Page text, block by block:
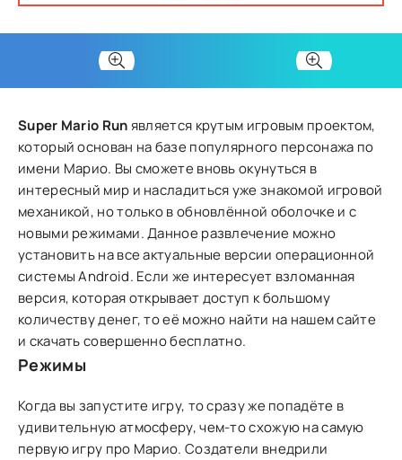
Super Mario Runявляется крутым игровым проектом,
который основан на базе популярного персонажа по
имени Марио. Вы сможете вновь окунуться в
интересный мир и насладиться уже знакомой игровой
механикой, но только в обновлённой оболочке и с
новыми режимами. Данное развлечение можно
установить на все актуальные версии операционной
системы Аndroid. Если же интересует взломанная
версия, которая открывает доступ к большому
количеству денег, то её можно найти на нашем сайте
и скачать совершенно бесплатно.
Режимы
Когда вы запустите игру, то сразу же попадёте в
удивительную атмосферу, чем-то схожую на самую
первую игру про Марио. Создатели внедрили